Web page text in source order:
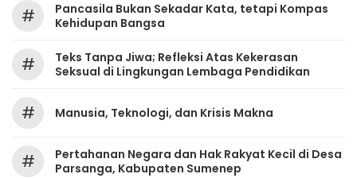
#
Pancasila Bukan Sekadar Kata, tetapi Kompas
Kehidupan Bangsa
#
Teks Tanpa Jiwa; Refleksi Atas Kekerasan
Seksual di Lingkungan Lembaga Pendidikan
# Manusia, Teknologi, dan Krisis Makna
#
Pertahanan Negara dan Hak Rakyat Kecil di Desa
Parsanga, Kabupaten Sumenep